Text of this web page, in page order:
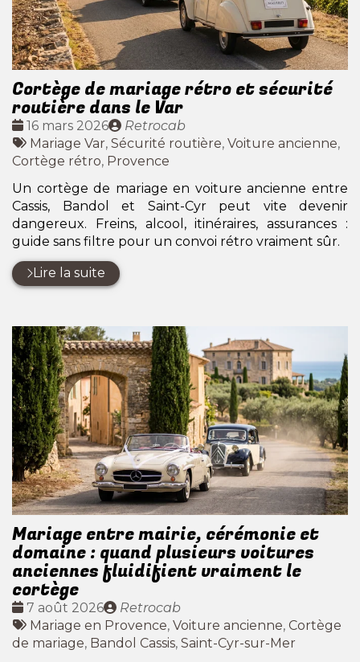
Cortège de mariage rétro et sécurité
routière dans le Var
Date
:
16 mars 2026
Publié
par
Retrocab
Tags
:
Mariage Var, Sécurité routière, Voiture ancienne,
Cortège rétro, Provence
Un cortège de mariage en voiture ancienne entre
Cassis, Bandol et Saint-Cyr peut vite devenir
dangereux. Freins, alcool, itinéraires, assurances :
guide sans filtre pour un convoi rétro vraiment sûr.
Lire la suite
Mariage entre mairie, cérémonie et
domaine : quand plusieurs voitures
anciennes fluidifient vraiment le
cortège
Date
:
7 août 2026
Publié
par
Retrocab
Tags
Mariage en Provence, Voiture ancienne, Cortège
de mariage, Bandol Cassis, Saint-Cyr-sur-Mer